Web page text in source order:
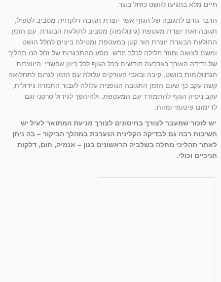
חיים מלא בהגיעו לוושט כזחל בוגר.
הדבר גורם לתגובה של הגוף אשר יוצרת תגובה דלקתית מסביב לטפיל,
תגובה זאת יוצרת מעטפת (גרנולומה) מסביב לתולעת הבוגרת. עם הזמן
התולעת הבוגרת יוצרת חור קטן במעטפת ומטילה ביצים לחלל הושט
ומשם לצואה וחוזר חלילה לכלב חדש. מסע ההתבגרות של זחל הנו תהליך
של נדידה האורך כארבעה חודשים בכל הגוף לכל כיוון אפשרי. היווצרות
הגרנולומות בוושט, קיבה ובאבי העורקים עלולה עם הזמן לגרום לתחלואה
קשה עקב כך שעם הזמן התגובה הגופנית עלולה לעבור התמרה גידולית,
עקב ניסיון הגוף להתמודד עם המעטפת, ולהיהפך לגידול סרטני וגם
לדימום פיטומי ומוות.
יש לזכור שמעבר לצורך בחיסונים לצורך מניעת המתואר לעיל יש
חשיבות רבה גם לבדיקה הקלינית הנערכת במהלך הביקור – בה ניתן
לאתר תהליכי מחלה בשלביה הראשונים כגון – אנמיה, חום, דלקות
חניכיים וכולי.